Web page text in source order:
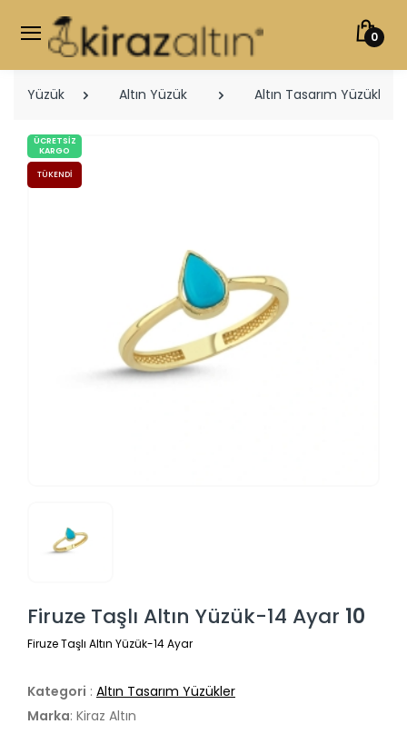
0
Yüzük Altın Yüzük Altın Tasarım Yüzükler
ÜCRETSIZ
KARGO
TÜKENDI
Firuze Taşlı Altın Yüzük-14 Ayar 10
Firuze Taşlı Altın Yüzük-14 Ayar
Kategori : Altın Tasarım Yüzükler
Marka: Kiraz Altın